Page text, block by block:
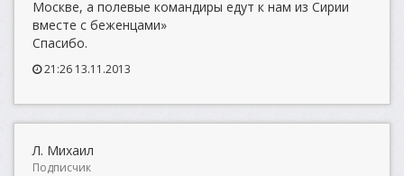
Москве, а полевые командиры едут к нам из Сирии
вместе с беженцами»
Спасибо.
21:26 13.11.2013
Л. Михаил
Подписчик